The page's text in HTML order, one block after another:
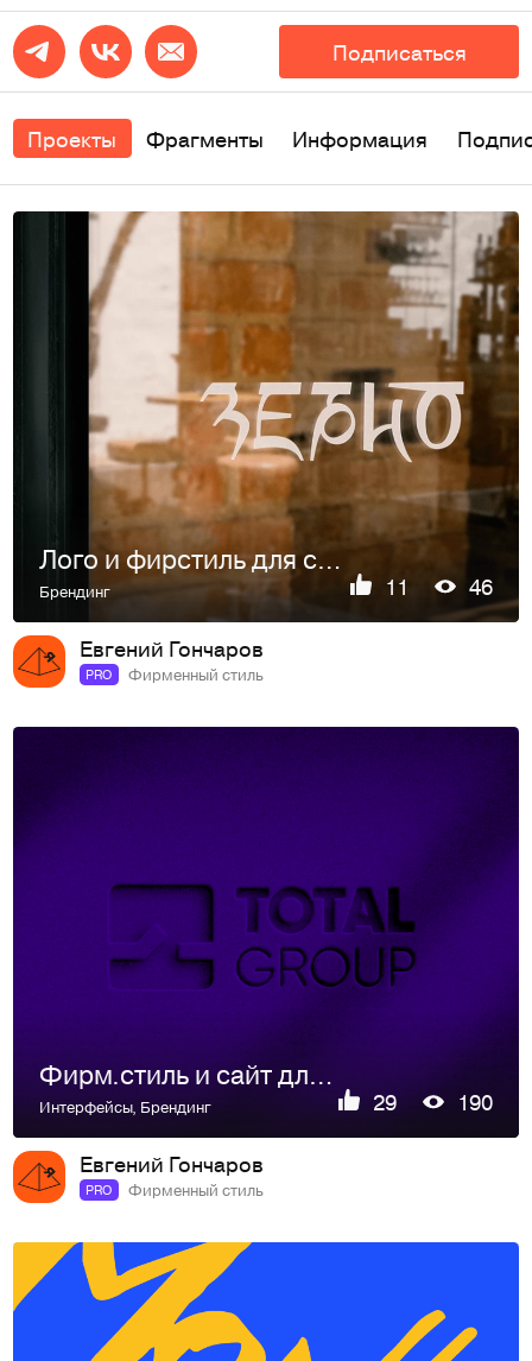
Подписаться
Проекты Фрагменты Информация
Лого и фирстиль для сети кофеен "Зерно"
Брендинг 11 46
Евгений Гончаров
PRO Фирменный стиль
Фирм.стиль и сайт для TOTALGROUP Фирм.стиль и сайт для TOTALGROUP
Интерфейсы, Брендинг 29 190
Евгений Гончаров
PRO Фирменный стиль